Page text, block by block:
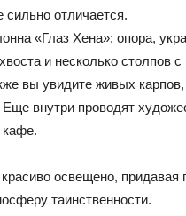
отличается.
«Глаз Хена»; опора,
и несколько столпов
вы увидите живых
внутри проводят
кафе.
освещено, придавая
таинственности.